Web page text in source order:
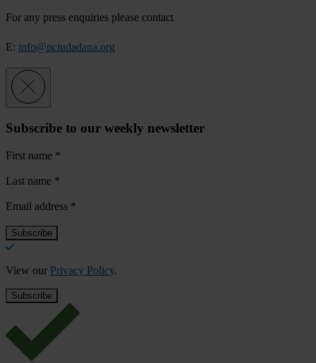
For any press enquiries please contact
E: info@pciudadana.org
Subscribe to our weekly newsletter
First name *
Last name *
Email address *
View our Privacy Policy.